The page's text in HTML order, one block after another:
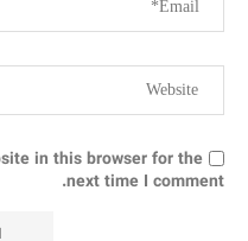
in this browser for the
next time I comment.